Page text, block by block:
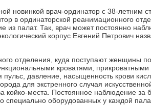
новинкой врач-ординатор с 38-летним
в ординаторской реанимационного
из палат. Так, врач может постоянно
корпус Евгений Петрович
отделения, куда поступают женщины
кроватями,
пульс, давление, насыщенность крови
для экстренного случая
койко-места. Постоянное наблюдение за
специально оборудованных у каждой